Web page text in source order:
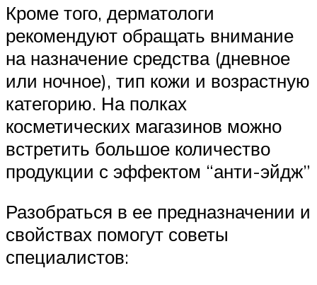
Кроме того, дерматологи
рекомендуют обращать внимание
на назначение средства (дневное
или ночное), тип кожи и возрастную
категорию. На полках
косметических магазинов можно
встретить большое количество
продукции с эффектом “анти-эйдж”
Разобраться в ее предназначении и
свойствах помогут советы
специалистов: